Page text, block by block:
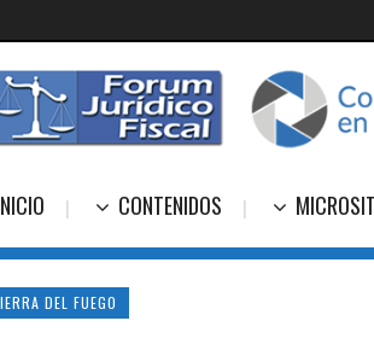
CONTENIDOS
DEL FUEGO